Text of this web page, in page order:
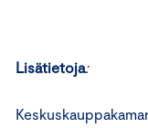
Lisätietoja: